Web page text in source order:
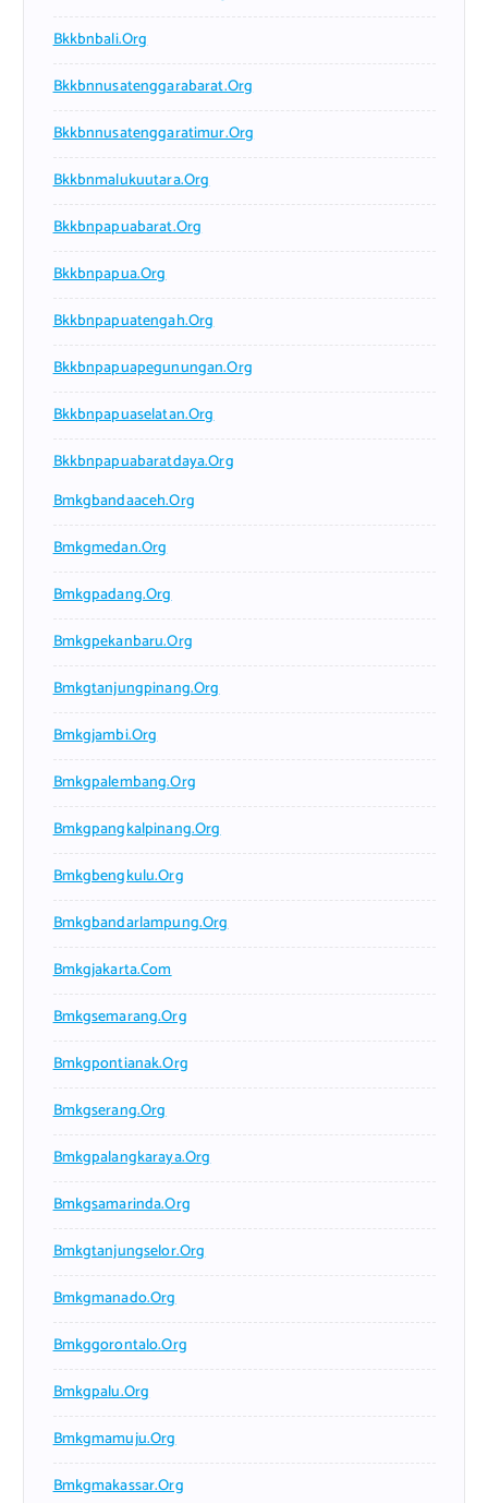
Bkkbnbali.org
Bkkbnnusatenggarabarat.org
Bkkbnnusatenggaratimur.org
Bkkbnmalukuutara.org
Bkkbnpapuabarat.org
Bkkbnpapua.org
Bkkbnpapuatengah.org
Bkkbnpapuapegunungan.org
Bkkbnpapuaselatan.org
Bkkbnpapuabaratdaya.org
Bmkgbandaaceh.org
Bmkgmedan.org
Bmkgpadang.org
Bmkgpekanbaru.org
Bmkgtanjungpinang.org
Bmkgjambi.org
Bmkgpalembang.org
Bmkgpangkalpinang.org
Bmkgbengkulu.org
Bmkgbandarlampung.org
Bmkgjakarta.com
Bmkgsemarang.org
Bmkgpontianak.org
Bmkgserang.org
Bmkgpalangkaraya.org
Bmkgsamarinda.org
Bmkgtanjungselor.org
Bmkgmanado.org
Bmkggorontalo.org
Bmkgpalu.org
Bmkgmamuju.org
Bmkgmakassar.org